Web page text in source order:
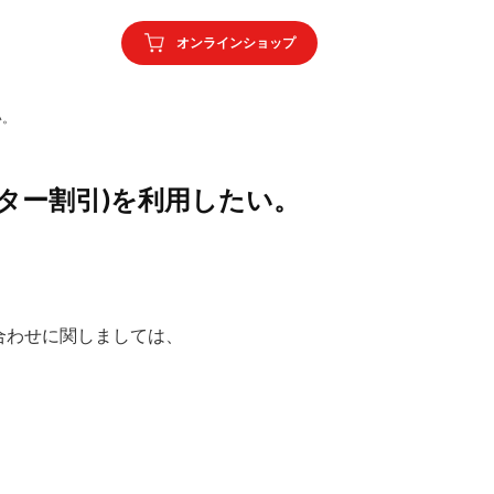
オンラインショップ
割引)を利用したい。
せに関しましては、